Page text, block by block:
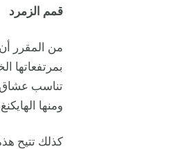
قمم الزمرد
من المقرر
بمرتفعاتها
تناسب عشاق
ومنها
كذلك تتيح